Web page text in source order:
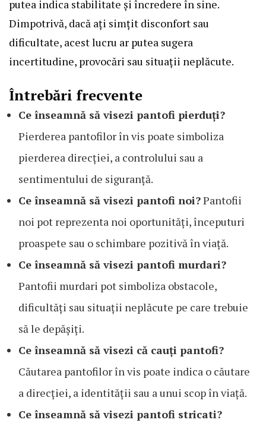
putea indica stabilitate și încredere în sine.
Dimpotrivă, dacă ați simțit disconfort sau
dificultate, acest lucru ar putea sugera
incertitudine, provocări sau situații neplăcute.
Întrebări frecvente
Ce înseamnă să visezi pantofi pierduți?
Pierderea pantofilor în vis poate simboliza
pierderea direcției, a controlului sau a
sentimentului de siguranță.
Ce înseamnă să visezi pantofi noi?Pantofii
noi pot reprezenta noi oportunități, începuturi
proaspete sau o schimbare pozitivă în viață.
Ce înseamnă să visezi pantofi murdari?
Pantofii murdari pot simboliza obstacole,
dificultăți sau situații neplăcute pe care trebuie
să le depășiți.
Ce înseamnă să visezi că cauți pantofi?
Căutarea pantofilor în vis poate indica o căutare
a direcției, a identității sau a unui scop în viață.
Ce înseamnă să visezi pantofi stricati?